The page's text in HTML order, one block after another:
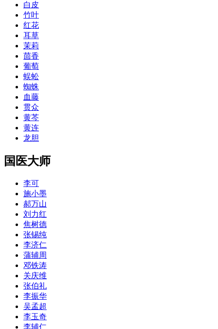
白皮
竹叶
红花
耳草
茉莉
茴香
葡萄
蜈蚣
蜘蛛
血藤
贯众
黄芩
黄连
龙胆
国医大师
李可
施小墨
郝万山
刘力红
焦树德
张锡纯
李济仁
蒲辅周
邓铁涛
关庆维
张伯礼
李振华
吴孟超
李玉奇
李辅仁